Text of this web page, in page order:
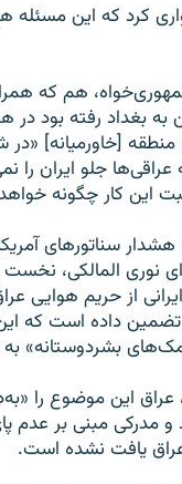
کرد که این
هم که
به بغداد رفته بود در
منطقه [خاورمیانه] «در
جلو ایران را
این کار چگونه
سناتورهای
نوری المالکی،‌ نخست
از حریم هوایی
داده است که این
بشردوستانه»
عراق این موضوع را
مدرکی مبنی بر عدم
یافت نشده است.